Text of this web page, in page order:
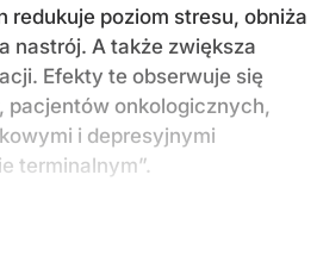
redukuje poziom stresu, obniża
nastrój. A także zwiększa
Efekty te obserwuje się
pacjentów onkologicznych,
i depresyjnymi
terminalnym”.